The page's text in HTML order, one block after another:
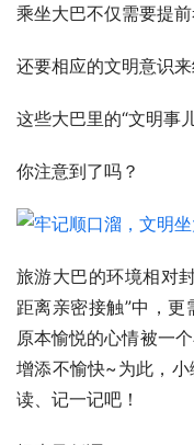
乘坐大巴不仅需要提
还要相应的文明意识
这些大巴里的“文明事
你注意到了吗？
旅游大巴的环境相对
距离亲密接触”中，更
原本愉悦的心情被一
增添不愉快~为此，
读、记一记吧！